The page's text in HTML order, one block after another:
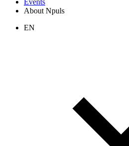
Events
About Npuls
EN